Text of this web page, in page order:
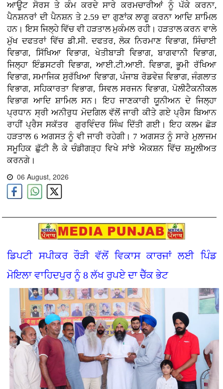
ਆਊਟ ਸੋਰਸ ਤੇ ਕੰਮ ਕਰਦੇ ਸਾਰੇ ਕਰਮਚਾਰੀਆਂ ਨੂੰ ਪੱਕੇ ਕਰਨਾ,
ਪੈਨਸ਼ਨਰਾਂ ਦੀ ਪੈਨਸ਼ਨ ਤੇ 2.59 ਦਾ ਗੁਣਾਂਕ ਲਾਗੂ ਕਰਨਾ ਆਦਿ ਸ਼ਾਮਿਲ
ਹਨ। ਇਸ ਜਿਲ੍ਹੇ ਵਿੱਚ ਵੀ ਹੜਤਾਲ ਮੁਕੰਮਲ ਰਹੀ। ਹੜਤਾਲ ਕਰਨ ਵਾਲੇ
ਮੁੱਖ ਦਫਤਰਾਂ ਵਿੱਚ ਡੀ.ਸੀ. ਦਫਤਰ, ਲੋਕ ਨਿਰਮਾਣ ਵਿਭਾਗ, ਸਿੰਚਾਈ
ਵਿਭਾਗ, ਸਿੱਖਿਆ ਵਿਭਾਗ, ਖੇਤੀਬਾੜੀ ਵਿਭਾਗ, ਬਾਗਵਾਨੀ ਵਿਭਾਗ,
ਜਿਲ੍ਹਾ ਇੰਡਸਟਰੀ ਵਿਭਾਗ, ਆਈ.ਟੀ.ਆਈ. ਵਿਭਾਗ, ਭੂਮੀ ਰੱਖਿਆ
ਵਿਭਾਗ, ਸਮਾਜਿਕ ਸੁਰੱਖਿਆ ਵਿਭਾਗ, ਪੰਜਾਬ ਰੋਡਵੇਜ਼ ਵਿਭਾਗ, ਜੰਗਲਾਤ
ਵਿਭਾਗ, ਸਹਿਕਾਰਤਾ ਵਿਭਾਗ, ਸਿਵਲ ਸਰਜਨ ਵਿਭਾਗ, ਪੋਲੀਟੈਕਨੀਕਲ
ਵਿਭਾਗ ਆਦਿ ਸ਼ਾਮਿਲ ਸਨ। ਇਹ ਜਾਣਕਾਰੀ ਯੂਨੀਅਨ ਦੇ ਜਿਲ੍ਹਾ
ਪ੍ਰਧਾਨ ਸ੍ਰੀ ਅਨੀਰੁਧ ਮੋਦਗਿਲ ਵੱਲੋਂ ਜਾਰੀ ਕੀਤੇ ਗਏ ਪ੍ਰੈਸ ਬਿਆਨ
ਰਾਹੀਂ ਪ੍ਰੈਸ ਸਕੱਤਰ ਗੁਰਵਿੰਦਰ ਸਿੰਘ ਦਿੱਤੀ ਗਈ। ਇਹ ਕਲਮ ਛੋੜ
ਹੜਤਾਲ 6 ਅਗਸਤ ਨੂੰ ਵੀ ਜਾਰੀ ਰਹੇਗੀ। 7 ਅਗਸਤ ਨੂੰ ਸਾਰੇ ਮੁਲਾਜਮ
ਸਮੂਹਿਕ ਛੁੱਟੀ ਲੈ ਕੇ ਚੰਡੀਗੜ੍ਹ ਵਿਖੇ ਸਾਂਝੇ ਐਕਸ਼ਨ ਵਿੱਚ ਸ਼ਮੂਲੀਅਤ
ਕਰਨਗੇ।
06 August, 2026
ਡਿਪਟੀ ਸਪੀਕਰ ਰੌੜੀ ਵੱਲੋਂ ਵਿਕਾਸ ਕਾਰਜਾਂ ਲਈ ਪਿੰਡ
ਮੋਇਲਾ ਵਾਹਿਦਪੁਰ ਨੂੰ 8 ਲੱਖ ਰੁਪਏ ਦਾ ਚੈੱਕ ਭੇਟ